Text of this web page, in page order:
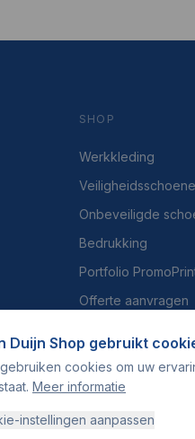
SHOP
Werkkleding
Onbeveiligde
Bedrukking
Portfolio
Offerte aanvragen
Duijn Shop gebruikt
cookies om uw
Meer informatie
instellingen aanpassen